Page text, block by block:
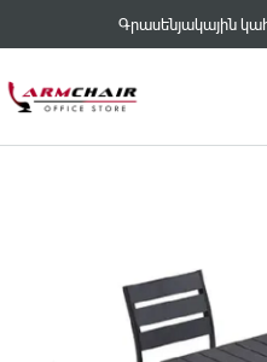
Գրասենյակային